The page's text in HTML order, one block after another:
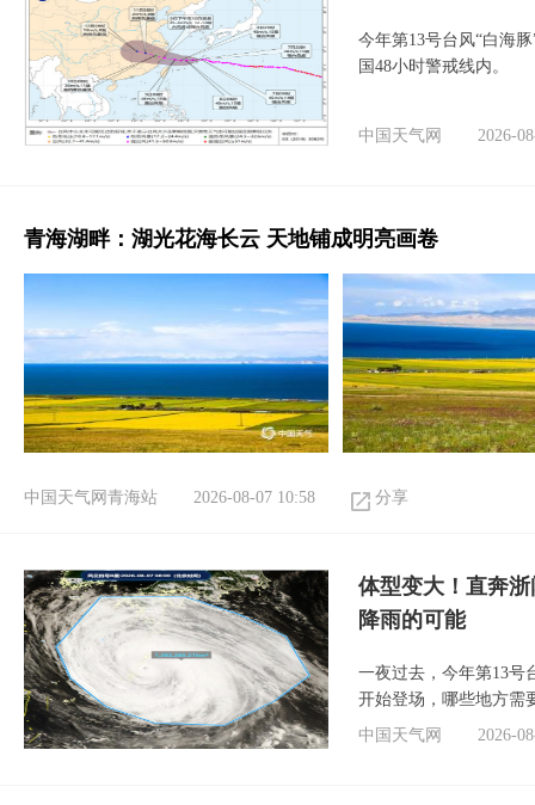
今年第13号台风“白海
国48小时警戒线内。
中国天气网 2026-
青海湖畔：湖光花海长云 天地铺成明亮画卷
中国天气网青海站 2026-08-07 10:58 分享
体型变大！直奔
降雨的可能
一夜过去，今年第13号
开始登场，哪些地方需
中国天气网
2026-